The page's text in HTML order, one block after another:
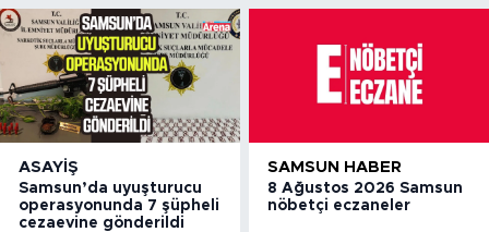
ASAYIŞ
Samsun’da uyuşturucu
operasyonunda 7 şüpheli
cezaevine gönderildi
SAMSUN HABER
8 Ağustos 2026 Samsun
nöbetçi eczaneler